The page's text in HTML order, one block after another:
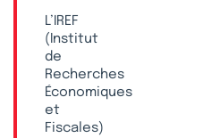
L’IREF
(Institut
de
Recherches
Économiques
et
Fiscales)